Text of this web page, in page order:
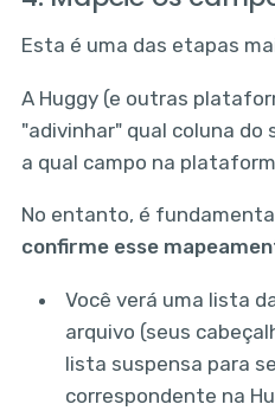
Esta é uma das etapas
A Huggy (e outras
"adivinhar" qual coluna do
a qual campo na
No entanto, é
confirme esse
Você verá uma lista
arquivo (seus
lista suspensa para
correspondente na